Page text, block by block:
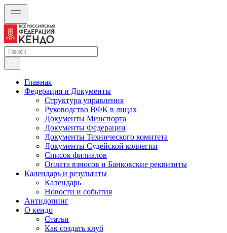
Главная
Федерация и Документы
Структура управления
Руководство ВФК в лицах
Документы Минспорта
Документы Федерации
Документы Технического комитета
Документы Судейской коллегии
Список филиалов
Оплата взносов и Банковские реквизиты
Календарь и результаты
Календарь
Новости и события
Антидопинг
О кендо
Статьи
Как создать клуб